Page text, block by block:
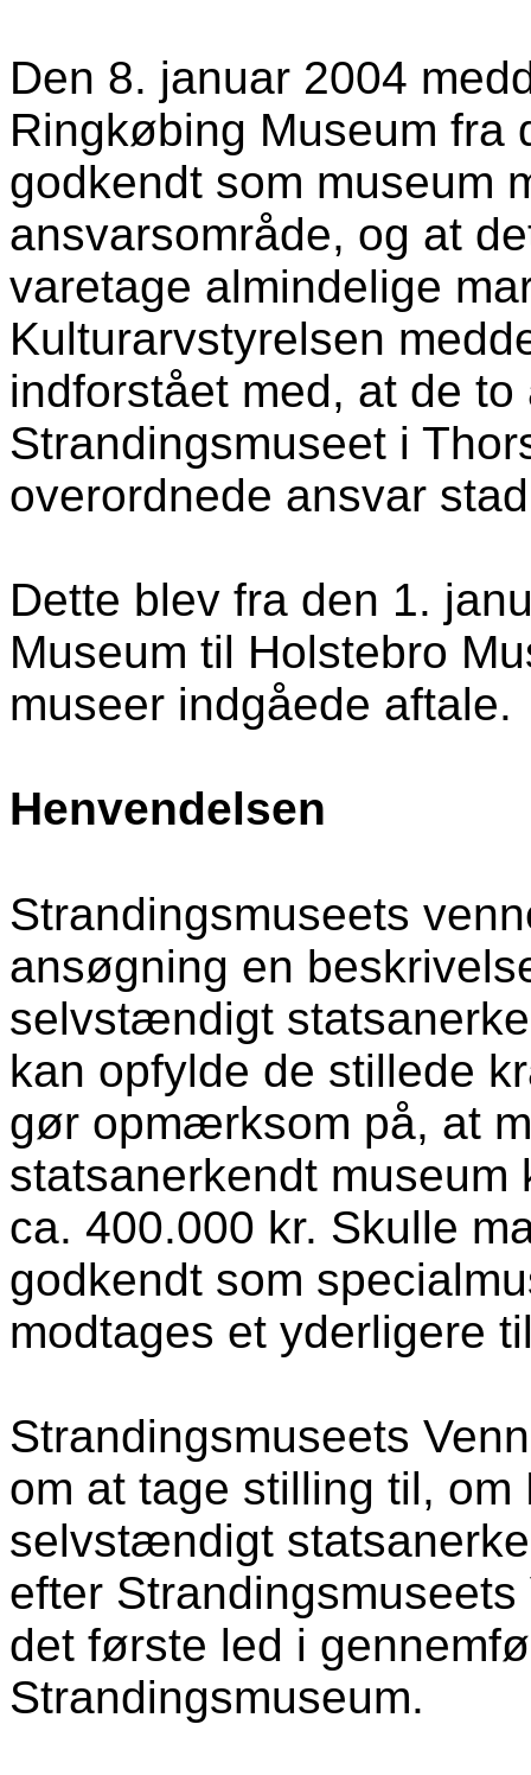
Den 8. januar 2004
Ringkøbing Museum fra
godkendt som museum
ansvarsområde, og at
varetage almindelige
Kulturarvstyrelsen
indforstået med, at de
Strandingsmuseet i
overordnede ansvar
Dette blev fra den 1.
Museum til Holstebro
museer indgåede aftale.
Henvendelsen
Strandingsmuseets
ansøgning en
selvstændigt
kan opfylde de stillede
gør opmærksom på, at
statsanerkendt
ca. 400.000 kr. Skulle
godkendt som
modtages et yderligere
Strandingsmuseets
om at tage stilling til,
selvstændigt
efter
det første led i
Strandingsmuseum.